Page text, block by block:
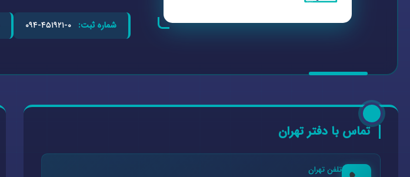
شماره ثبت: ۰-۴۵۱۹۲۱-۰۹۴
تماس با دفتر تهران
تلفن تهران